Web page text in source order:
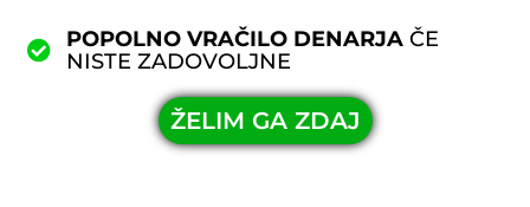
POPOLNO VRAČILO DENARJA ČE
NISTE ZADOVOLJNE
ŽELIM GA ZDAJ